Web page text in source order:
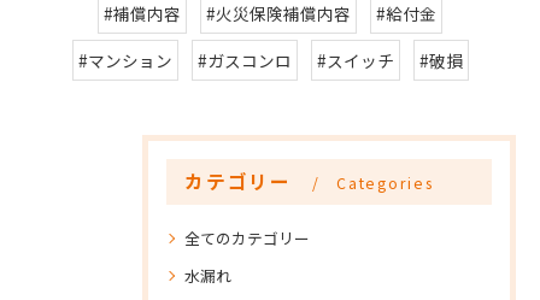
#補償内容
#火災保険補償内容
#給付金
#マンション
#ガスコンロ #スイッチ #破損
カテゴリー Categories
全てのカテゴリー
水漏れ